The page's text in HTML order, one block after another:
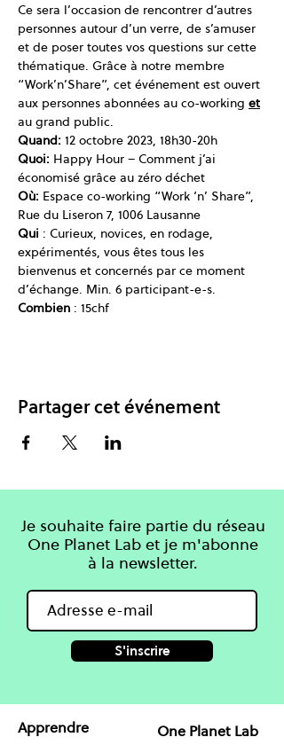
Ce sera l’occasion de rencontrer d’autres
personnes autour d’un verre, de s’amuser
et de poser toutes vos questions sur cette
thématique. Grâce à notre membre
“Work’n’Share”, cet événement est ouvert
aux personnes abonnées au co-working et
au grand public.
Quand: 12 octobre 2023, 18h30-20h
Quoi: Happy Hour – Comment j’ai
économisé grâce au zéro déchet
Où: Espace co-working “Work ‘n’ Share”,
Rue du Liseron 7, 1006 Lausanne
Qui : Curieux, novices, en rodage,
expérimentés, vous êtes tous les
bienvenus et concernés par ce moment
d’échange. Min. 6 participant-e-s.
Combien : 15chf
Partager cet événement
Je souhaite faire partie du réseau
One Planet Lab et je m'abonne
à la newsletter.
S'inscrire
Apprendre
One Planet Lab